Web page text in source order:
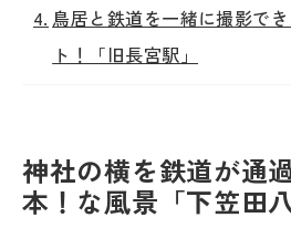
鳥居と鉄道を一緒に撮影で
ト！「旧長宮駅」
神社の横を鉄道が通
本！な風景「下笠田